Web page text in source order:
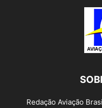
Redação Aviação